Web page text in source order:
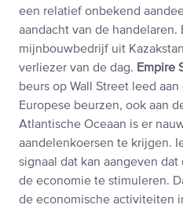
een relatief onbekend
aandacht van de handelaren.
mijnbouwbedrijf uit
verliezer van de dag. Empire
beurs op Wall Street leed
Europese beurzen, ook aan
Atlantische Oceaan is er
aandelenkoersen te krijgen.
signaal dat kan aangeven dat
de economie te stimuleren.
de economische activiteiten